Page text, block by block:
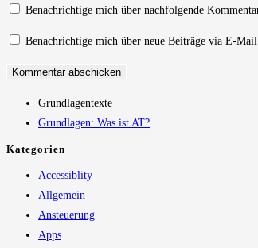
zum
ein
Adresse
Kommentieren
ein
URL
(optional)
Benachrichtige mich über nachfolgende
Benachrichtige mich über neue Beiträge via E-
Grundlagentexte
Grundlagen: Was ist AT?
Kategorien
Accessiblity
Allgemein
Ansteuerung
Apps